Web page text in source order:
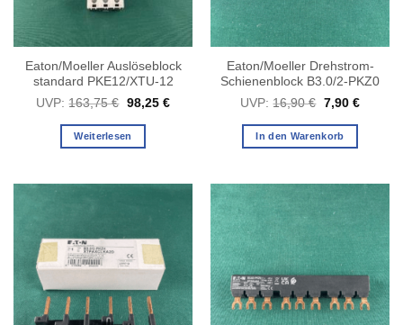
Eaton/Moeller Auslöseblock
standard PKE12/XTU-12
UVP: 163,75€ Ursprünglicher
Preis
war:
163,75 €
98,25 €Aktueller
Weiterlesen
Eaton/Moeller Drehstrom-
Schienenblock B3.0/2-PKZ0
UVP: 16,90€
Preis
war:
16,90 €
7,90 €
In den Warenkorb